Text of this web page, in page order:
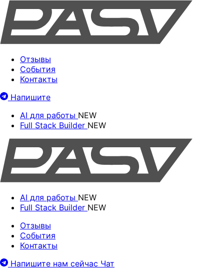
Отзывы
События
Контакты
Напишите
AI для работы NEW
Full Stack Builder NEW
AI для работы NEW
Full Stack Builder NEW
Отзывы
События
Контакты
Напишите нам сейчас Чат